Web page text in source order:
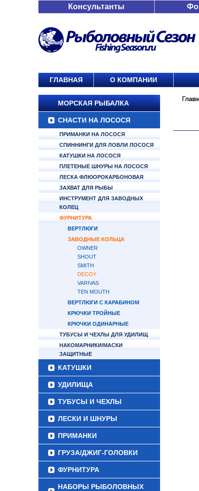
Консультанты
ГЛАВНАЯ О КОМПАНИИ
МОРСКАЯ РЫБАЛКА
СНАСТИ НА ЛОСОСЯ
ПРИМАНКИ НА ЛОСОСЯ
СПИННИНГИ ДЛЯ ЛОВЛИ ЛОСОСЯ
КАТУШКИ НА ЛОСОСЯ
ПЛЕТЕНЫЕ ШНУРЫ НА ЛОСОСЯ
ЛЕСКА ФЛЮОРОКАРБОНОВАЯ
ЗАХВАТ ДЛЯ РЫБЫ
ИНСТРУМЕНТ ДЛЯ ЗАВОДНЫХ
КОЛЕЦ
ФУРНИТУРА
ВЕРТЛЮГИ
ЗАВОДНЫЕ КОЛЬЦА
OWNER
SHOUT
SMITH
DECOY
VARIVAS
TEN MOUTH
ВЕРТЛЮГИ С КАРАБИНОМ
КРЮЧКИ ТРОЙНЫЕ
КРЮЧКИ ОДИНАРНЫЕ
ТУБУСЫ И ЧЕХЛЫ ДЛЯ УДИЛИЩ
НАКОМАРНИКИ/МАСКИ
ЗАЩИТНЫЕ
КАТУШКИ
УДИЛИЩА
ТУБУСЫ И ЧЕХЛЫ
ЛЕСКИ И ШНУРЫ
ПРИМАНКИ
ГРУЗА/ДЖИГ-ГОЛОВКИ
ФУРНИТУРА
НАБОРЫ РЫБОЛОВНЫХ